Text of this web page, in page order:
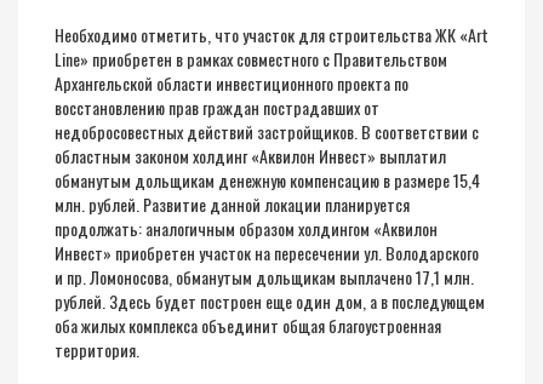
Необходимо отметить, что участок для строительства ЖК «Art
Line» приобретен в рамках совместного с Правительством
Архангельской области инвестиционного проекта по
восстановлению прав граждан пострадавших от
недобросовестных действий застройщиков. В соответствии с
областным законом холдинг «Аквилон Инвест» выплатил
обманутым дольщикам денежную компенсацию в размере 15,4
млн. рублей. Развитие данной локации планируется
продолжать: аналогичным образом холдингом «Аквилон
Инвест» приобретен участок на пересечении ул. Володарского
и пр. Ломоносова, обманутым дольщикам выплачено 17,1 млн.
рублей. Здесь будет построен еще один дом, а в последующем
оба жилых комплекса объединит общая благоустроенная
территория.